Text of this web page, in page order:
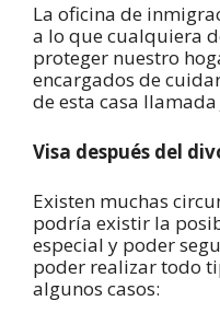
La oficina de
a lo que cualquiera
proteger nuestro
encargados de
de esta casa llamada
Visa después del
Existen muchas
podría existir la
especial y poder
poder realizar todo
algunos casos: